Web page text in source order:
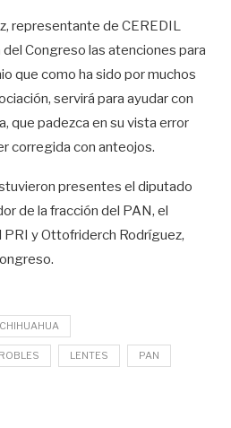
representante de CEREDIL
Congreso las atenciones para
que como ha sido por muchos
servirá para ayudar con
que padezca en su vista error
corregida con anteojos.
presentes el diputado
de la fracción del PAN, el
y Ottofriderch Rodríguez,
LENTES PAN